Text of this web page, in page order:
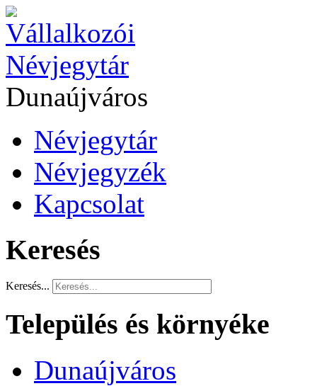
Dunaújváros
Névjegytár
Névjegyzék
Kapcsolat
Keresés
Keresés...
Település és környéke
Dunaújváros